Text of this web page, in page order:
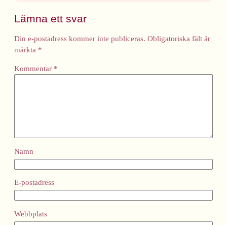
Lämna ett svar
Din e-postadress kommer inte publiceras. Obligatoriska fält är
märkta *
Kommentar *
Namn
E-postadress
Webbplats